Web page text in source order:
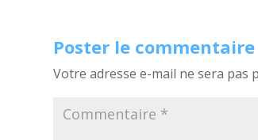
Poster le commentaire
Votre adresse e-mail ne sera pas